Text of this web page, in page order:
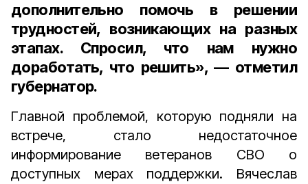
дополнительно помочь в решении
трудностей, возникающих на разных
этапах. Спросил, что нам нужно
доработать, что решить», — отметил
губернатор.
Главной проблемой, которую подняли на
встрече, стало недостаточное
информирование ветеранов СВО о
доступных мерах поддержки. Вячеслав